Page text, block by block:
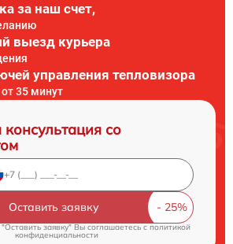
за наш счет,
выезд курьера
управления тепловизора
35 минут
со
Оставить заявку
заявку" Вы соглашаетесь cполитикой
конфиденциальности